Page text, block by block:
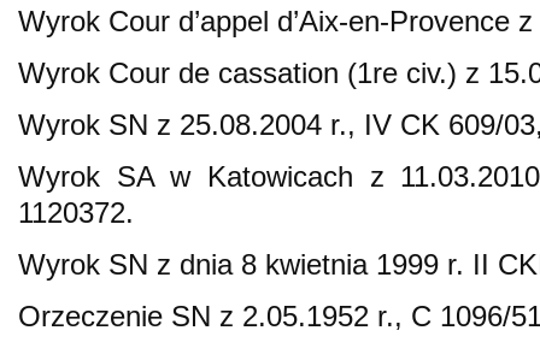
Wyrok Cour d’appel d’Aix-en-Provence
Wyrok Cour de cassation (1re civ.) z
Wyrok SN z 25.08.2004 r., IV CK 609/
Wyrok SA w Katowicach z
1120372.
Wyrok SN z dnia 8 kwietnia 1999 r. II
Orzeczenie SN z 2.05.1952 r., C 1096/